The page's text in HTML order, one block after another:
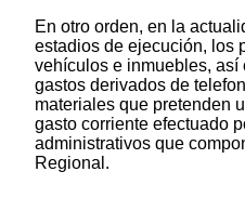
En otro orden, en la
estadios de ejecución, los
vehículos e inmuebles,
gastos derivados de
materiales que pretenden
gasto corriente efectuado
administrativos que
Regional.